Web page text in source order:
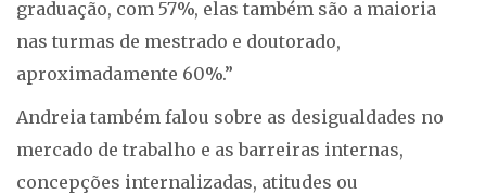
graduação, com 57%, elas também são a maioria
nas turmas de mestrado e doutorado,
aproximadamente 60%.”
Andreia também falou sobre as desigualdades no
mercado de trabalho e as barreiras internas,
concepções internalizadas, atitudes ou